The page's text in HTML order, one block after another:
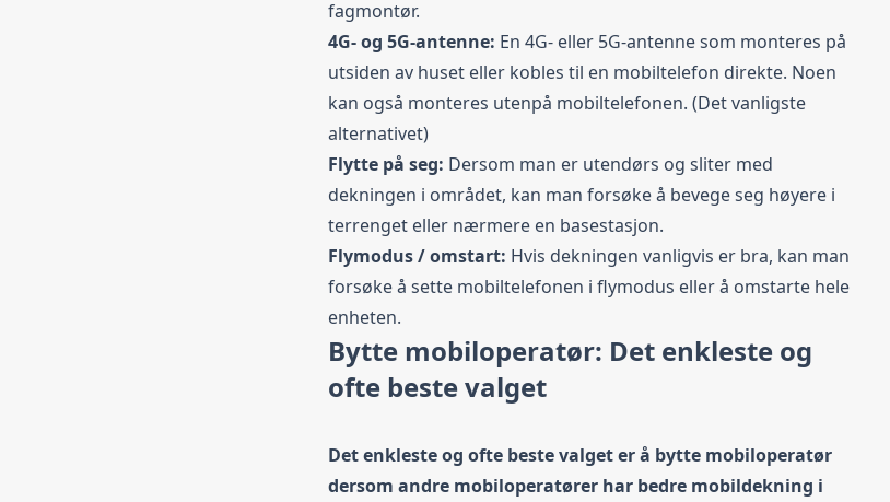
fagmontør.
4G- og 5G-antenne: En 4G- eller 5G-antenne som monteres på
utsiden av huset eller kobles til en mobiltelefon direkte. Noen
kan også monteres utenpå mobiltelefonen. (Det vanligste
alternativet)
Flytte på seg: Dersom man er utendørs og sliter med
dekningen i området, kan man forsøke å bevege seg høyere i
terrenget eller nærmere en basestasjon.
Flymodus / omstart: Hvis dekningen vanligvis er bra, kan man
forsøke å sette mobiltelefonen i flymodus eller å omstarte hele
enheten.
Bytte mobiloperatør: Det enkleste og
ofte beste valget
Det enkleste og ofte beste valget er å bytte mobiloperatør
dersom andre mobiloperatører har bedre mobildekning i